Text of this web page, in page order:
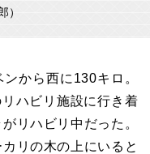
）
から西に130キロ。
ハビリ施設に行き着
リハビリ中だった。
リの木の上にいると